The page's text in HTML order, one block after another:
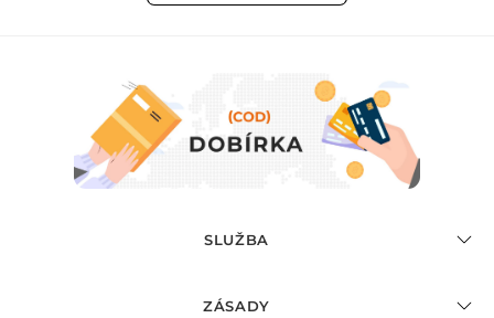
SLUŽBA
ZÁSADY